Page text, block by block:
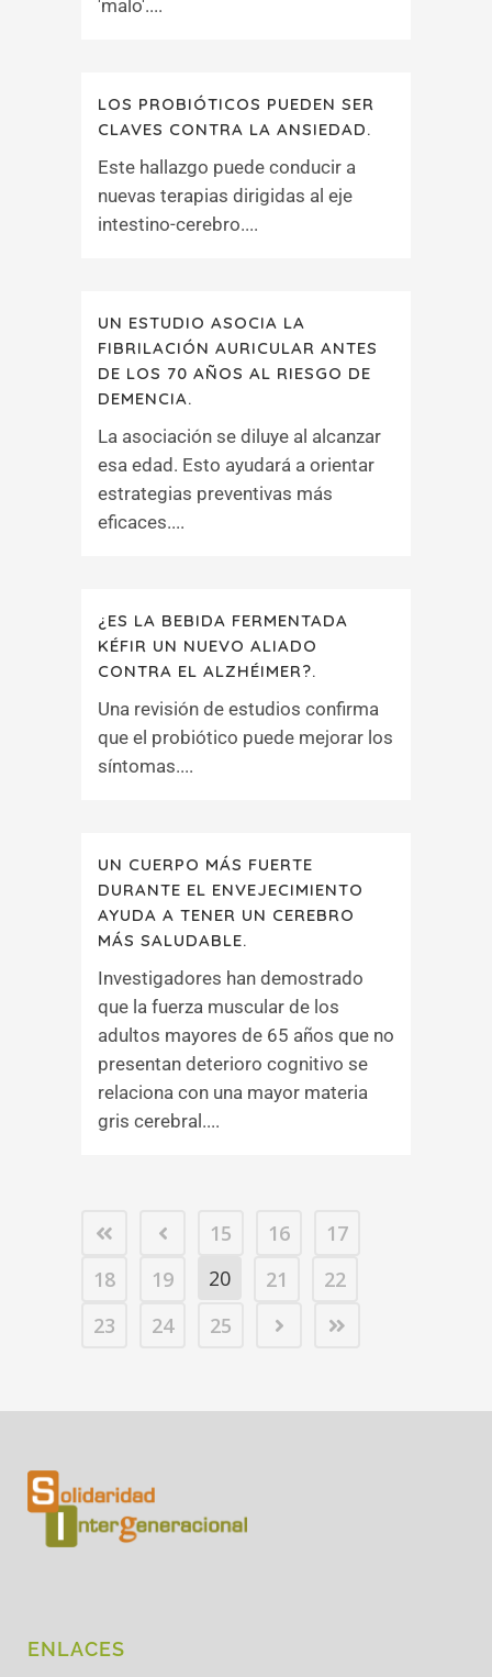
'malo'....
LOS PROBIÓTICOS PUEDEN SER
CLAVES CONTRA LA ANSIEDAD.
Este hallazgo puede conducir a
nuevas terapias dirigidas al eje
intestino-cerebro....
UN ESTUDIO ASOCIA LA
FIBRILACIÓN AURICULAR ANTES
DE LOS 70 AÑOS AL RIESGO DE
DEMENCIA.
La asociación se diluye al alcanzar
esa edad. Esto ayudará a orientar
estrategias preventivas más
eficaces....
¿ES LA BEBIDA FERMENTADA
KÉFIR UN NUEVO ALIADO
CONTRA EL ALZHÉIMER?.
Una revisión de estudios confirma
que el probiótico puede mejorar los
síntomas....
UN CUERPO MÁS FUERTE
DURANTE EL ENVEJECIMIENTO
AYUDA A TENER UN CEREBRO
MÁS SALUDABLE.
Investigadores han demostrado
que la fuerza muscular de los
adultos mayores de 65 años que no
presentan deterioro cognitivo se
relaciona con una mayor materia
gris cerebral....
15 16
17
18
19 20 21
22
23
24 25
ENLACES